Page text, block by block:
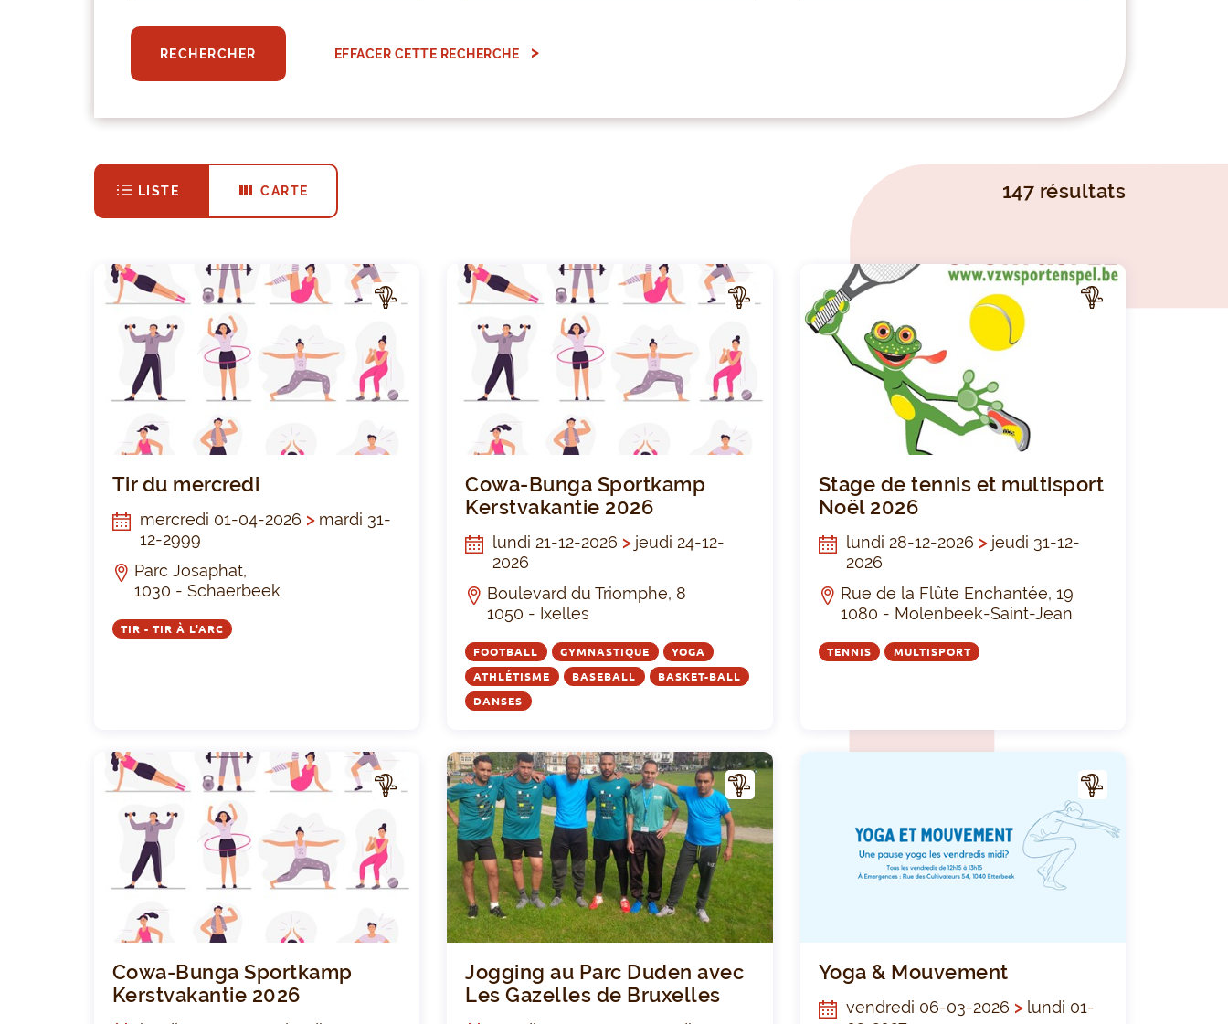
RECHERCHER EFFACER CETTE RECHERCHE
LISTE CARTE 147 résultats
ITÉ
Tir du mercredi
mercredi 01-04-2026 >mardi 31-
12-2999
Parc Josaphat,
1030 - Schaerbeek
TIR - TIR À L'ARC
ITÉ
Cowa-Bunga Sportkamp
Kerstvakantie 2026
lundi 21-12-2026 >jeudi 24-12-
2026
Boulevard du Triomphe, 8
1050 - Ixelles
FOOTBALL GYMNASTIQUE YOGA
ATHLÉTISME BASEBALL BASKET-BALL
DANSES
Stage de tennis et multisport
Noël 2026
lundi 28-12-2026 >jeudi 31-12-
2026
Rue de la Flûte Enchantée, 19
1080 - Molenbeek-Saint-Jean
TENNIS MULTISPORT
ITÉ
Cowa-Bunga Sportkamp
Kerstvakantie 2026
CTIV
ITÉ
Jogging au Parc Duden avec
Les Gazelles de Bruxelles
CTIV
ITÉ
Yoga & Mouvement
vendredi 06-03-2026 >lundi 01-